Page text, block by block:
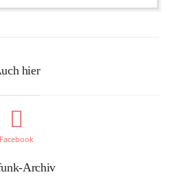
hier
Facebook
Archiv